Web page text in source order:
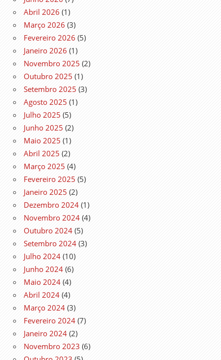
Abril 2026 (1)
Março 2026 (3)
Fevereiro 2026 (5)
Janeiro 2026 (1)
Novembro 2025 (2)
Outubro 2025 (1)
Setembro 2025 (3)
Agosto 2025 (1)
Julho 2025 (5)
Junho 2025 (2)
Maio 2025 (1)
Abril 2025 (2)
Março 2025 (4)
Fevereiro 2025 (5)
Janeiro 2025 (2)
Dezembro 2024 (1)
Novembro 2024 (4)
Outubro 2024 (5)
Setembro 2024 (3)
Julho 2024 (10)
Junho 2024 (6)
Maio 2024 (4)
Abril 2024 (4)
Março 2024 (3)
Fevereiro 2024 (7)
Janeiro 2024 (2)
Novembro 2023 (6)